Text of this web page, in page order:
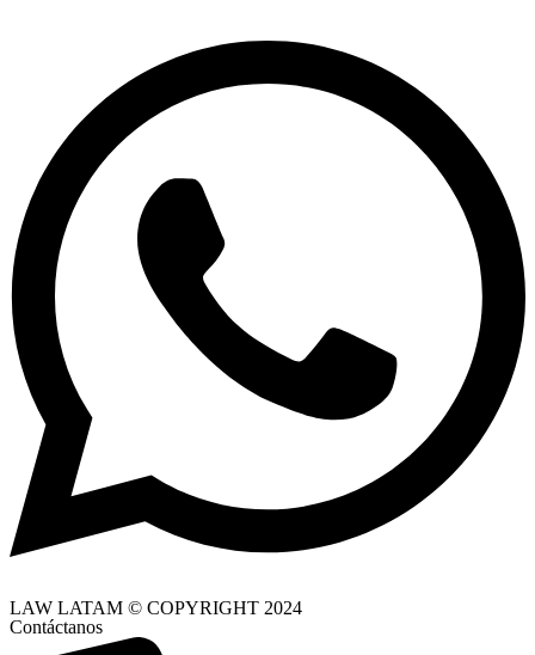
LAW LATAM © COPYRIGHT 2024
Contáctanos